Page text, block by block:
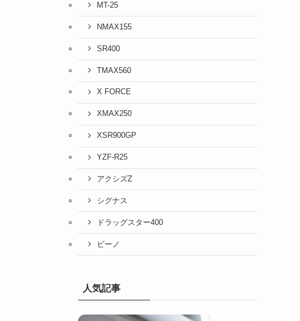
MT-25
NMAX155
SR400
TMAX560
X FORCE
XMAX250
XSR900GP
YZF-R25
アクシズZ
シグナス
ドラッグスター400
ビーノ
人気記事